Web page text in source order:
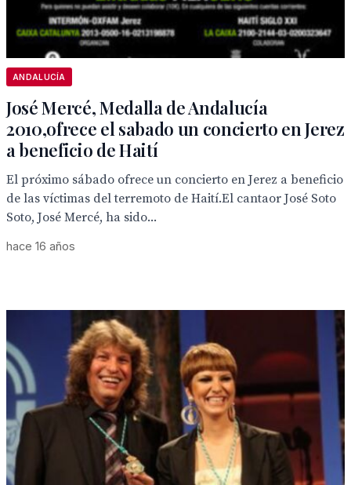
ANDALUCÍA
José Mercé, Medalla de Andalucía
2010,ofrece el sabado un concierto en Jerez
a beneficio de Haití
El próximo sábado ofrece un concierto en Jerez a beneficio
de las víctimas del terremoto de Haití.El cantaor José Soto
Soto, José Mercé, ha sido...
hace 16 años